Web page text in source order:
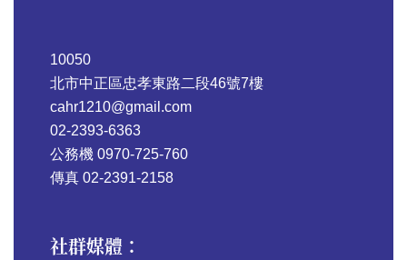
10050
北市中正區忠孝東路二段46號7樓
cahr1210@gmail.com
02-2393-6363
公務機 0970-725-760
傳真 02-2391-2158
社群媒體：